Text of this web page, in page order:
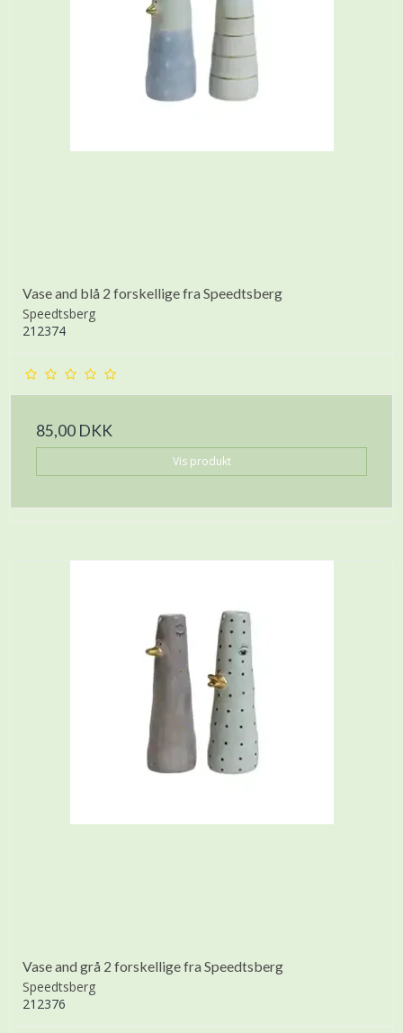
Vase and blå 2 forskellige fra Speedtsberg
Speedtsberg
212374
85,00 DKK
Vis produkt
Vase and grå 2 forskellige fra Speedtsberg
Speedtsberg
212376